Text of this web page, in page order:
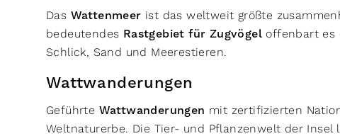
Das Wattenmeer ist das weltweit größte
bedeutendes Rastgebiet für Zugvögel offenbart es
Schlick, Sand und Meerestieren.
Wattwanderungen
Geführte Wattwanderungen mit zertifizierten
Weltnaturerbe. Die Tier- und Pflanzenwelt der